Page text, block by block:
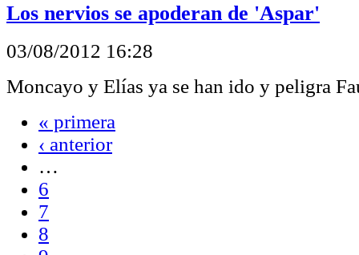
Los nervios se apoderan de 'Aspar'
03/08/2012 16:28
Moncayo y Elías ya se han ido y peligra
« primera
‹ anterior
…
6
7
8